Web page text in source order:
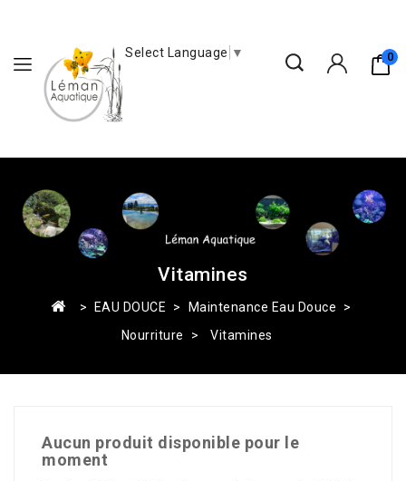
0
Select Language ▼
Vitamines
EAU DOUCE
Maintenance Eau Douce
Nourriture
Vitamines
Aucun produit disponible pour le
moment